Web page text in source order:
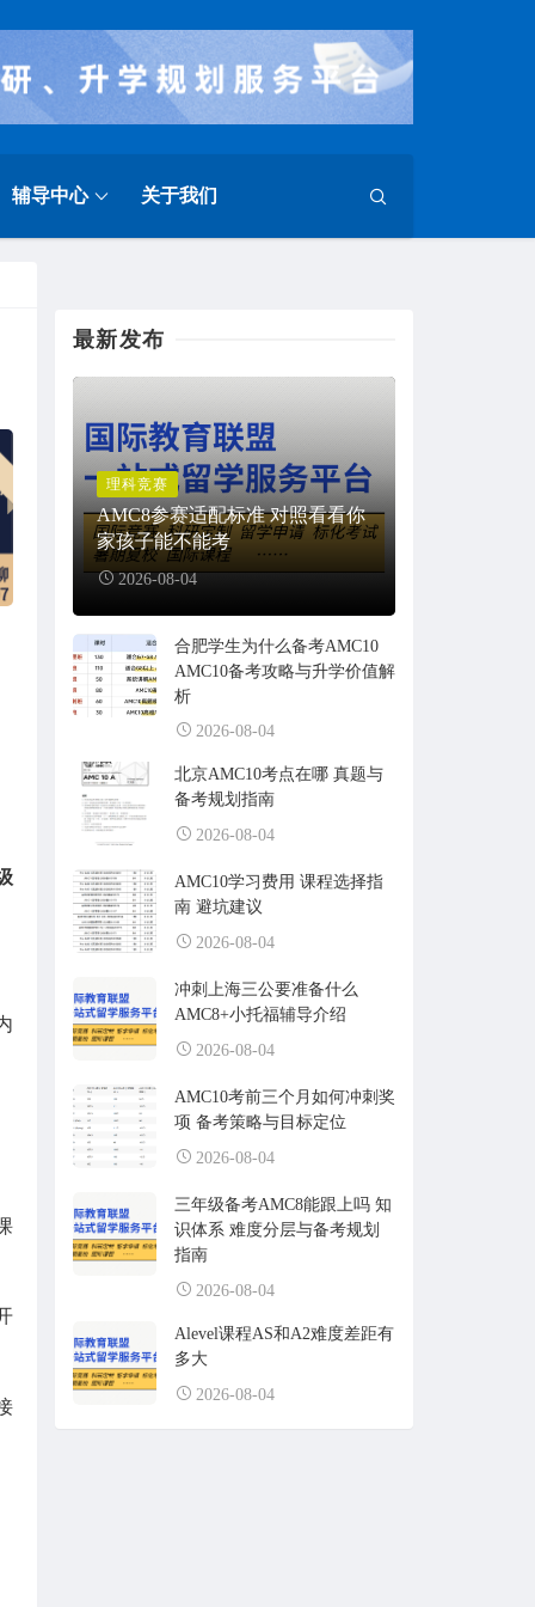
辅导中心 关于我们
最新发布
理科竞赛
AMC8参赛适配标准 对照看看你
家孩子能不能考
2026-08-04
合肥学生为什么备考AMC10
AMC10备考攻略与升学价值解
析
2026-08-04
北京AMC10考点在哪 真题与
备考规划指南
2026-08-04
AMC10学习费用 课程选择指
南 避坑建议
2026-08-04
冲刺上海三公要准备什么
AMC8+小托福辅导介绍
2026-08-04
AMC10考前三个月如何冲刺奖
项 备考策略与目标定位
2026-08-04
三年级备考AMC8能跟上吗 知
识体系 难度分层与备考规划
指南
2026-08-04
Alevel课程AS和A2难度差距有
多大
2026-08-04